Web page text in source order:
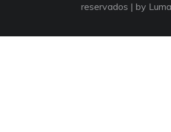
reservados | by